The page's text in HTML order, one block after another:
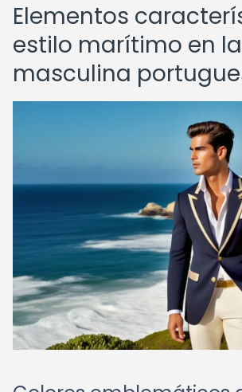
Elementos
estilo marítimo en
masculina